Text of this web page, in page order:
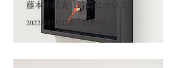
藤本由紀夫「時間について」
2022年11月12日－12月4日